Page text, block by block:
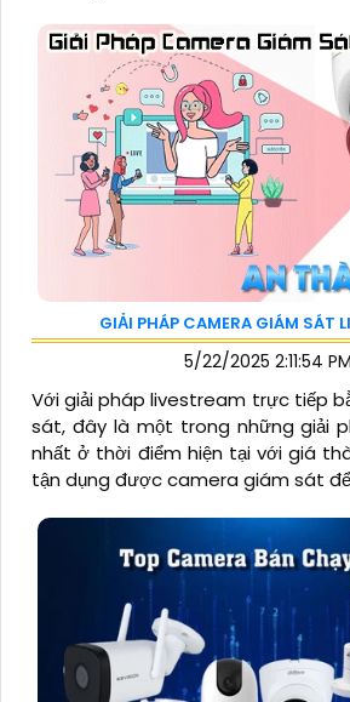
GIẢI PHÁP CAMERA GIÁM SÁT
5/22/2025 2:11:54 PM
Với giải pháp livestream trực tiếp
sát, đây là một trong những giải
nhất ở thời điểm hiện tại với giá
tận dụng được camera giám sát